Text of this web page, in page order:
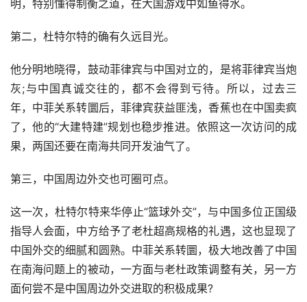
明，特别懂得制衡之道，在大国游戏中如鱼得水。
第二，杜特尔特的确有久远目光。
他分明地晓得，鼓动菲律宾与中国对立的，是将菲律宾当炮
灰;与中国真诚交往的，都不会得到亏待。所以，过去三
年，中菲关系转圜后，菲律宾获益匪浅，香蕉也在中国卖疯
了，他的“大建特建”规划也稳步推进。依照这一次访问的成
果，两国还要在南海共同开发油气了。
第三，中国周边外交也可圈可点。
这一次，杜特尔特来华停止“篮球外交”，与中国多位正国级
指导人会面，中方给予了老杜超高规格的礼遇，这也显现了
中国外交的细腻和圆熟。中菲关系转圜，极大地改善了中国
在南海问题上的被动，一方面与老杜政策调整有关，另一方
面何尝不是中国周边外交进取的积极成果?